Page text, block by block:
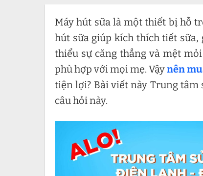
Máy hút sữa là một thiết bị hỗ
hút sữa giúp kích thích tiết sữa,
thiểu sự căng thẳng và mệt
phù hợp với mọi mẹ. Vậynên
tiện lợi? Bài viết này Trung
câu hỏi này.